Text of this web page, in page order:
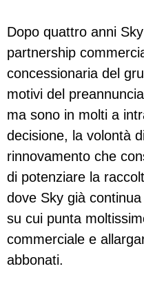
Dopo quattro anni
partnership
concessionaria del
motivi del
ma sono in molti a
decisione, la volontà
rinnovamento che
di potenziare la
dove Sky già
su cui punta
commerciale e
abbonati.